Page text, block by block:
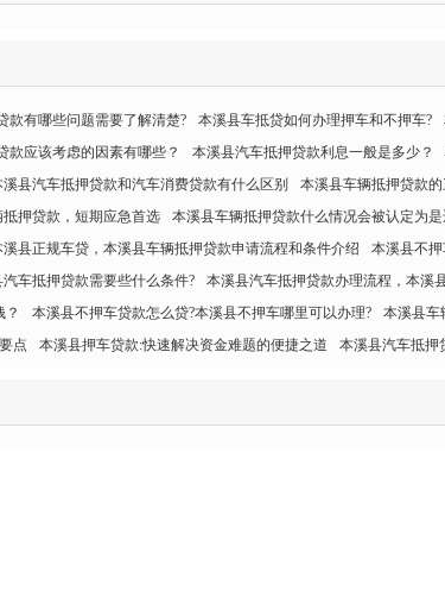
款有哪些问题需要了解清楚? 本溪县车抵贷如何办理押车和不押车?
款应该考虑的因素有哪些？ 本溪县汽车抵押贷款利息一般是多少？
溪县汽车抵押贷款和汽车消费贷款有什么区别 本溪县车辆抵押贷款
押贷款，短期应急首选 本溪县车辆抵押贷款什么情况会被认定为是
县正规车贷，本溪县车辆抵押贷款申请流程和条件介绍 本溪县不
汽车抵押贷款需要些什么条件? 本溪县汽车抵押贷款办理流程，本溪
？
本溪县不押车贷款怎么贷?本溪县不押车哪里可以办理? 本溪县车
点
本溪县押车贷款:快速解决资金难题的便捷之道 本溪县汽车抵押